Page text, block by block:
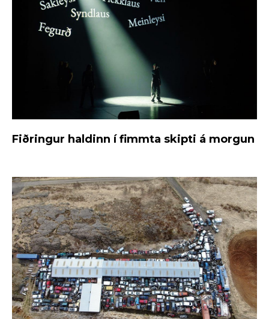
Fiðringur haldinn í fimmta skipti á morgun